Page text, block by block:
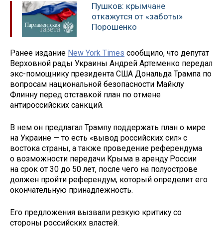
Пушков: крымчане
откажутся от «заботы»
Порошенко
Ранее издание New York Times сообщило, что депутат
Верховной рады Украины Андрей Артеменко передал
экс-помощнику президента США Дональда Трампа по
вопросам национальной безопасности Майклу
Флинну перед отставкой план по отмене
антироссийских санкций.
В нем он предлагал Трампу поддержать план о мире
на Украине — то есть «вывод российских сил» с
востока страны, а также проведение референдума
о возможности передачи Крыма в аренду России
на срок от 30 до 50 лет, после чего на полуострове
должен пройти референдум, который определит его
окончательную принадлежность.
Его предложения вызвали резкую критику со
стороны российских властей.